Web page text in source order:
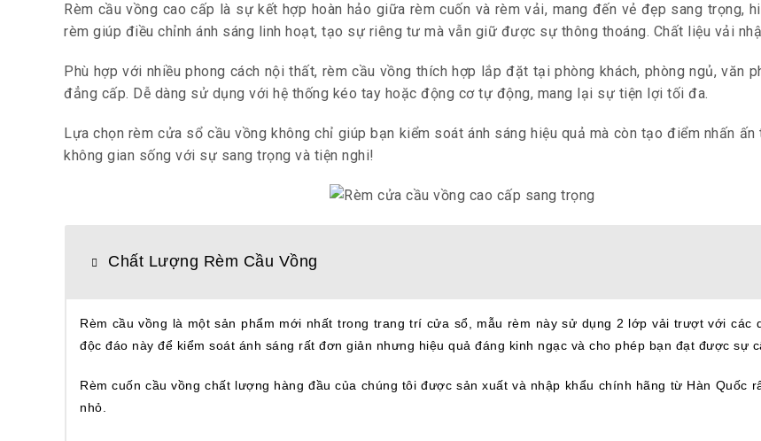
Rèm cầu vồng cao cấp là sự kết hợp hoàn hảo giữa rèm cuốn và rèm vải, mang đến vẻ đẹp sang trọng,
rèm giúp điều chỉnh ánh sáng linh hoạt, tạo sự riêng tư mà vẫn giữ được sự thông thoáng. Chất liệu vải
Phù hợp với nhiều phong cách nội thất, rèm cầu vồng thích hợp lắp đặt tại phòng khách, phòng ngủ, văn
đẳng cấp. Dễ dàng sử dụng với hệ thống kéo tay hoặc động cơ tự động, mang lại sự tiện lợi tối đa.
Lựa chọn rèm cửa sổ cầu vồng không chỉ giúp bạn kiểm soát ánh sáng hiệu quả mà còn tạo điểm nhấn
không gian sống với sự sang trọng và tiện nghi!
Chất Lượng Rèm Cầu Vồng
Rèm cầu vồng là một sản phẩm mới nhất trong trang trí cửa sổ, mẫu rèm này sử dụng 2 lớp vải trượt với các
độc đáo này để kiểm soát ánh sáng rất đơn giản nhưng hiệu quả đáng kinh ngạc và cho phép bạn đạt được sự
Rèm cuốn cầu vồng chất lượng hàng đầu của chúng tôi được sản xuất và nhập khẩu chính hãng từ Hàn
nhỏ.